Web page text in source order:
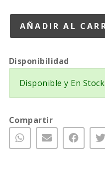
Disponibilidad
Disponible y En Stock
Compartir